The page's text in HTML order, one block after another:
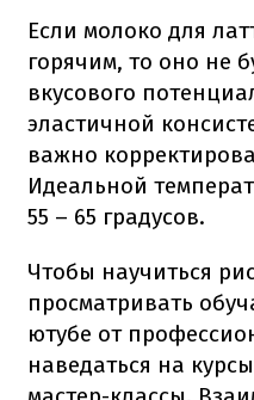
Если молоко для
горячим, то оно не
вкусового
эластичной
важно
Идеальной
55 – 65 градусов.
Чтобы научиться
просматривать
ютубе от
наведаться на